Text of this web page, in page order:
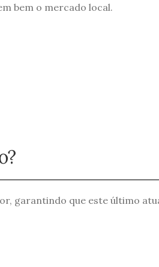
bem o mercado local.
garantindo que este último